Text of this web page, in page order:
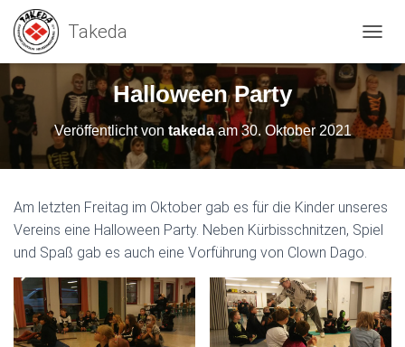
A
V
I
G
A
T
I
M
H
L
T
Halloween Party
Veröffentlicht von takedaam30. Oktober 2021
Am letzten Freitag im Oktober gab es für die Kinder unseres
Vereins eine Halloween Party. Neben Kürbisschnitzen, Spiel
und Spaß gab es auch eine Vorführung von Clown Dago.